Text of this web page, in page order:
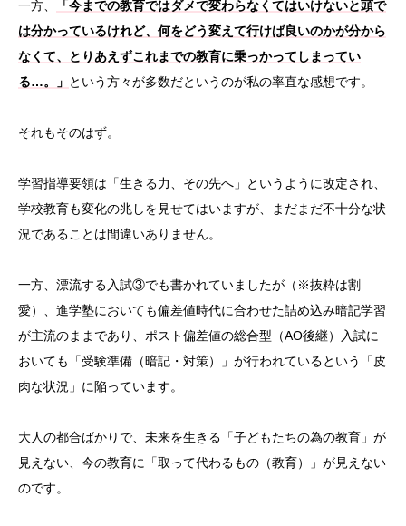
一方、
「今までの教育ではダメで変わらなくてはいけないと頭で
は分かっているけれど、何をどう変えて行けば良いのかが分から
なくて、とりあえずこれまでの教育に乗っかってしまってい
る…。」 という方々が多数だというのが私の率直な感想です。
それもそのはず。
学習指導要領は「生きる力、その先へ」というように改定され、
学校教育も変化の兆しを見せてはいますが、まだまだ不十分な状
況であることは間違いありません。
一方、漂流する入試③でも書かれていましたが（※抜粋は割
愛）、進学塾においても偏差値時代に合わせた詰め込み暗記学習
が主流のままであり、ポスト偏差値の総合型（AO後継）入試に
おいても「受験準備（暗記・対策）」が行われているという「皮
肉な状況」に陥っています。
大人の都合ばかりで、未来を生きる「子どもたちの為の教育」が
見えない、今の教育に「取って代わるもの（教育）」が見えない
のです。